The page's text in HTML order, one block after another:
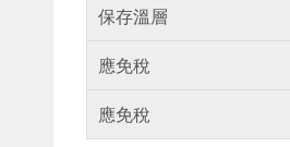
保存溫層
應免稅
應免稅